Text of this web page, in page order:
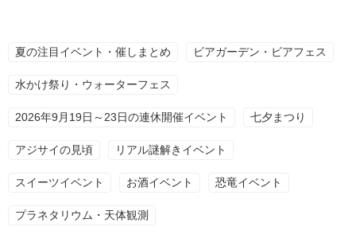
夏の注目イベント・催しまとめ ビアガーデン・ビアフェス
水かけ祭り・ウォーターフェス
2026年9月19日～23日の連休開催イベント 七夕まつり
アジサイの見頃 リアル謎解きイベント
スイーツイベント お酒イベント 恐竜イベント
プラネタリウム・天体観測